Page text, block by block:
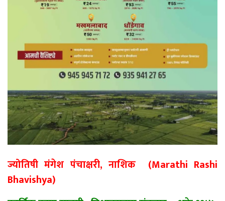
ज्योतिषी मंगेश पंचाक्षरी, नाशिक (Marathi Rashi
Bhavishya)